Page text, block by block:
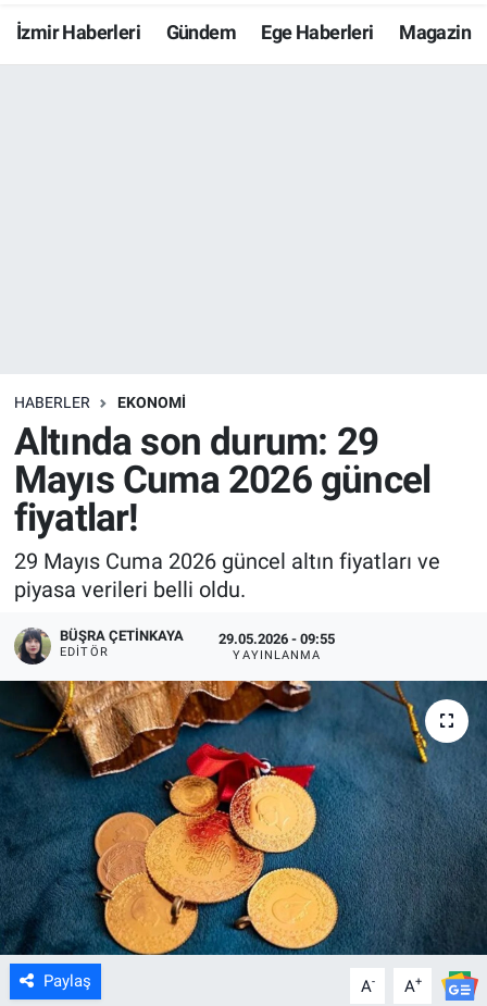
İzmir Haberleri Gündem Ege Haberleri Magazin
HABERLER EKONOMİ
Altında son durum: 29
Mayıs Cuma 2026 güncel
fiyatlar!
29 Mayıs Cuma 2026 güncel altın fiyatları ve
piyasa verileri belli oldu.
BÜŞRA ÇETINKAYA
EDITÖR
29.05.2026 - 09:55
YAYINLANMA
Paylaş A- A+
Resmi İlanlar